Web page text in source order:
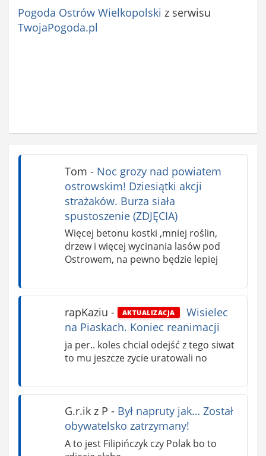
Pogoda Ostrów Wielkopolski z serwisu
TwojaPogoda.pl
Tom - Noc grozy nad powiatem
ostrowskim! Dziesiątki akcji
strażaków. Burza siała
spustoszenie (ZDJĘCIA)
Więcej betonu kostki ,mniej roślin,
drzew i więcej wycinania lasów pod
Ostrowem, na pewno będzie lepiej
rapKaziu - AKTUALIZACJA
Wisielec
na Piaskach. Koniec reanimacji
ja per.. koles chcial odejść z tego siwat
to mu jeszcze zycie uratowali no
G.r.ik z P - Był napruty jak… Został
obywatelsko zatrzymany!
A to jest Filipińczyk czy Polak bo to